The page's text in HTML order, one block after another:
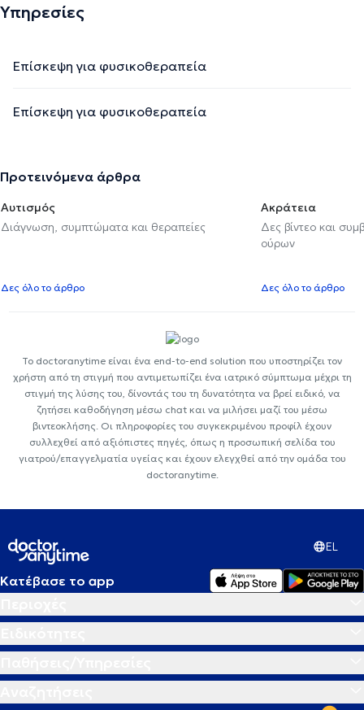
Υπηρεσίες
Επίσκεψη για φυσικοθεραπεία
Επίσκεψη για φυσικοθεραπεία
Προτεινόμενα άρθρα
Αυτισμός
Διάγνωση, συμπτώματα και θεραπείες
Δες όλο το άρθρο
Ακράτεια
Δες βίντεο και
ούρων
Δες όλο το άρθρο
Το doctoranytime είναι ένα end-to-end solution που υποστηρίζει τον
χρήστη από τη στιγμή που αντιμετωπίζει ένα ιατρικό σύμπτωμα μέχρι τη
στιγμή της λύσης του, δίνοντάς του τη δυνατότητα να βρεί ειδικό, να
ζητήσει καθοδήγηση μέσω chat και να μιλήσει μαζί του μέσω
βιντεοκλήσης. Οι πληροφορίες του συγκεκριμένου προφίλ έχουν
συλλεχθεί από αξιόπιστες πηγές, όπως η προσωπική σελίδα του
γιατρού/επαγγελματία υγείας και έχουν ελεγχθεί από την ομάδα του
doctoranytime.
EL
Κατέβασε το app